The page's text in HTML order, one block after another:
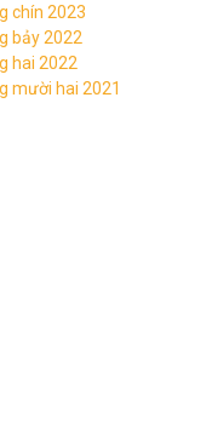
chín 2023
bảy 2022
hai 2022
mười hai 2021